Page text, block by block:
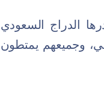
الدراج السعودي
وجميعهم يمتطون